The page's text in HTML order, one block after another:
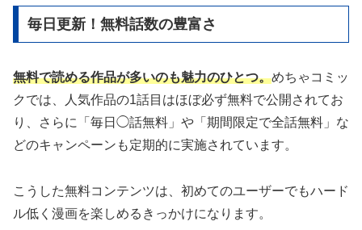
毎日更新！無料話数の豊富さ
無料で読める作品が多いのも魅力のひとつ。めちゃコミッ
クでは、人気作品の1話目はほぼ必ず無料で公開されてお
り、さらに「毎日◯話無料」や「期間限定で全話無料」な
どのキャンペーンも定期的に実施されています。
こうした無料コンテンツは、初めてのユーザーでもハード
ル低く漫画を楽しめるきっかけになります。